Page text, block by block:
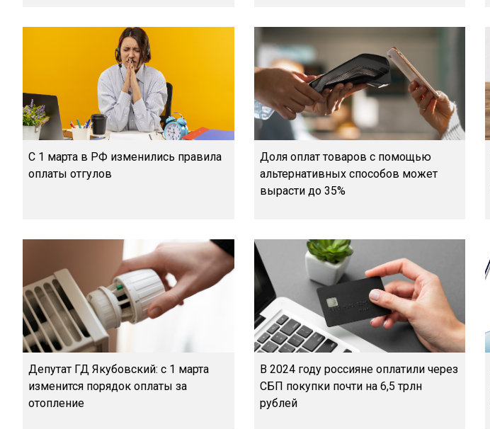
С 1 марта в РФ изменились правила
оплаты отгулов
Доля оплат товаров с помощью
альтернативных способов может
вырасти до 35%
Депутат ГД Якубовский: с 1 марта
изменится порядок оплаты за
отопление
В 2024 году россияне оплатили через
СБП покупки почти на 6,5 трлн
рублей